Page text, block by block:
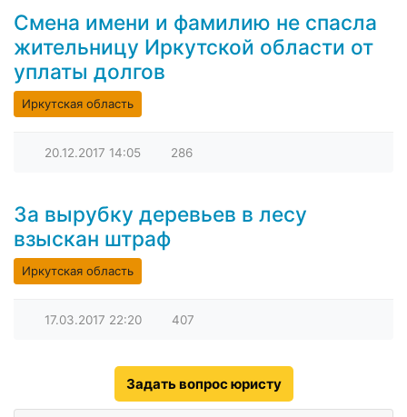
Смена имени и фамилию не спасла
жительницу Иркутской области от
уплаты долгов
Иркутская область
20.12.2017 14:05 286
За вырубку деревьев в лесу
взыскан штраф
Иркутская область
17.03.2017 22:20 407
Задать вопрос юристу